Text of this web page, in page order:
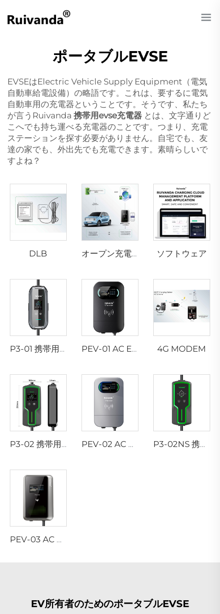
ポータブルEVSE
EVSEはElectric Vehicle Supply Equipment（電気
自動車給電設備）の略語です。これは、要するに電気
自動車用の充電器ということです。そうです、私たち
が言うRuivanda 携帯用evse充電器 とは、文字通りど
こへでも持ち運べる充電器のことです。つまり、充電
ステーションを探す必要がありません。自宅でも、友
達の家でも、外出先でも充電できます。素晴らしいで
すよね？
DLB オープン充電ステーションプロトコル ソフトウェア
P3-01 携帯用EV充電器 PEV-01 AC EV ウォールボックス 4G MODEM
P3-02 携帯用EV充電器 PEV-02 AC EV ウォールボックス P3-02NS 携帯用EV充電器
PEV-03 AC EV ウォールボックス
EV所有者のためのポータブルEVSE